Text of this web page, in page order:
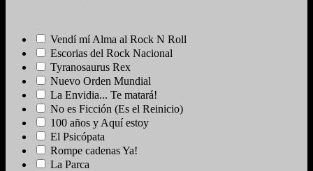
Vendí mí Alma al Rock N Roll
Escorias del Rock Nacional
Tyranosaurus Rex
Nuevo Orden Mundial
La Envidia... Te matará!
No es Ficción (Es el Reinicio)
100 años y Aquí estoy
El Psicópata
Rompe cadenas Ya!
La Parca